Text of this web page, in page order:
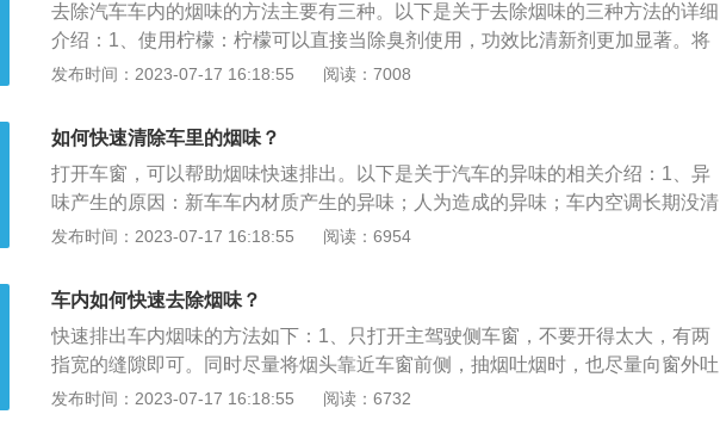
去除汽车车内的烟味的方法主要有三种。以下是关于去除烟味的三种方法的详细
介绍：1、使用柠檬：柠檬可以直接当除臭剂使用，功效比清新剂更加显著。将
新鲜的柠檬切成两半放在车内即可去除车内的烟味。2、使用咖啡：使用咖啡或
巾和一盆水，水里加点醋，也可以多放点醋。用毛巾在盆中浸湿醋水，在车厢内
擦拭车窗玻璃，中控面板，方向盘。
发布时间：2023-07-17 16:18:55 阅读：7008
如何快速清除车里的烟味？
打开车窗，可以帮助烟味快速排出。以下是关于汽车的异味的相关介绍：1、异
味产生的原因：新车车内材质产生的异味；人为造成的异味；车内空调长期没清
洗；车内装饰品造成的异味；香水也会产生异味；忽略车内死角，在车内吃东西
菌滋生，从而产生异味。2、车内异味的危害：车内有些比较刺激的气体可以立
刻引起注意，但是有些有毒气体无色无味，尤其是一些合资车，车内的异味几年
都散不掉，每天开车时时刻刻都在吸入这些有毒气体，导致自己的身体存在健康
隐患。
发布时间：2023-07-17 16:18:55 阅读：6954
车内如何快速去除烟味？
快速排出车内烟味的方法如下：1、只打开主驾驶侧车窗，不要开得太大，有两
指宽的缝隙即可。同时尽量将烟头靠近车窗前侧，抽烟吐烟时，也尽量向窗外吐
烟。这样车内不会形成对流，外侧的风会先从前窗的后半部分进入车内，再从前
发布时间：2023-07-17 16:18:55 阅读：6732